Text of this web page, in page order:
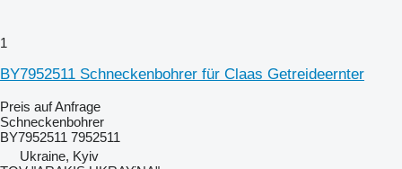
1
BY7952511 Schneckenbohrer für Claas Getreideernter
Preis auf Anfrage
Schneckenbohrer
BY7952511 7952511
Ukraine, Kyiv